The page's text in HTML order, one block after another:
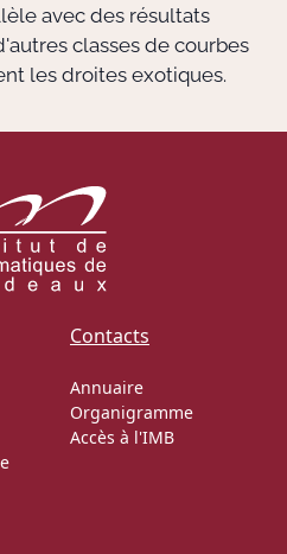
avec des résultats
classes de courbes
les droites exotiques.
Contacts
Annuaire
Organigramme
Accès à l'IMB